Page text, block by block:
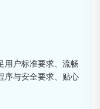
用户标准要求、流畅
序与安全要求、贴心